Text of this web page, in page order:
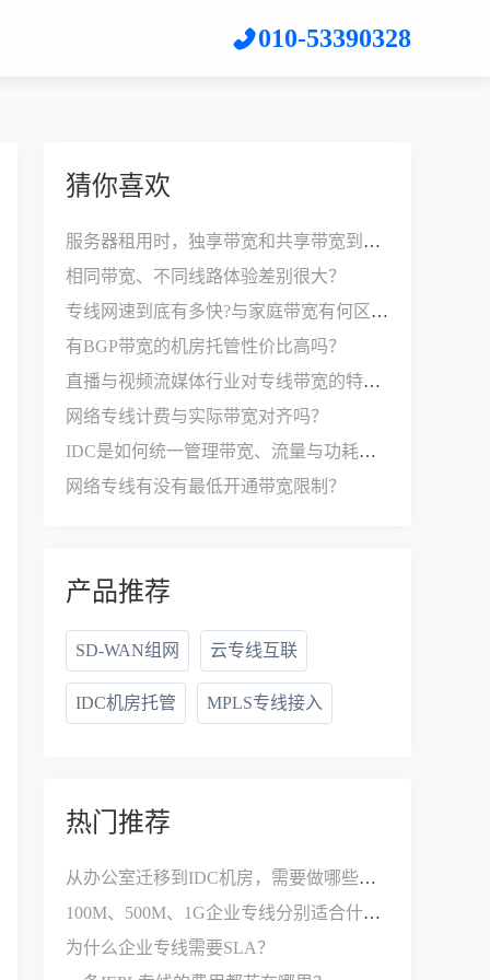
010-53390328
猜你喜欢
服务器租用时，独享带宽和共享带宽到底有什么区别？
相同带宽、不同线路体验差别很大？
专线网速到底有多快?与家庭带宽有何区别?
有BGP带宽的机房托管性价比高吗？
直播与视频流媒体行业对专线带宽的特殊要求？
网络专线计费与实际带宽对齐吗？
IDC是如何统一管理带宽、流量与功耗的？
网络专线有没有最低开通带宽限制？
产品推荐
SD-WAN组网 云专线互联
IDC机房托管 MPLS专线接入
热门推荐
从办公室迁移到IDC机房，需要做哪些网络改造？
100M、500M、1G企业专线分别适合什么公司？
为什么企业专线需要SLA？